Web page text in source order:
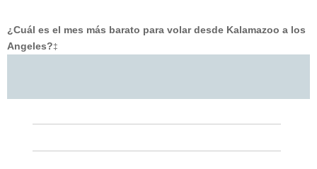
¿Cuál es el mes más barato para volar desde Kalamazoo a los
Angeles?‡